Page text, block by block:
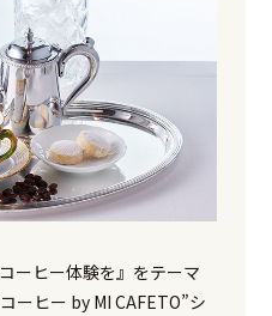
ーヒー体験を』をテーマ
ーヒー by MI CAFETO”シ